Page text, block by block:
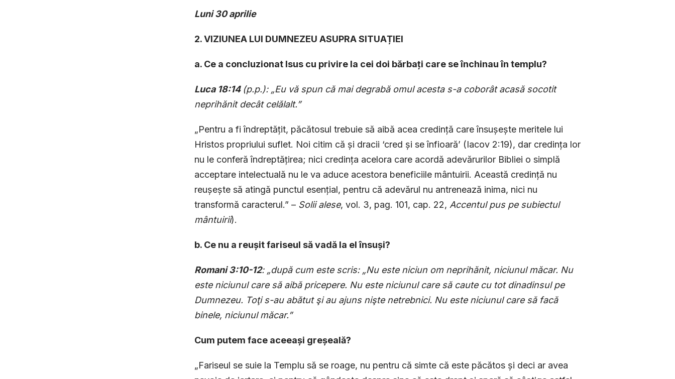
Luni30 aprilie
2. VIZIUNEA LUI DUMNEZEU ASUPRA SITUAȚIEI
a. Ce a concluzionat Isus cu privire la cei doi bărbați care se închi­nau în templu?
Luca 18:14 (p.p.): „Eu vă spun că mai degrabă omul acesta s-a coborât aca­să socotit
neprihănit decât celălalt.”
„Pentru a fi îndreptățit, păcătosul trebuie să aibă acea credință care însușește meritele lui
Hristos propriului suflet. Noi citim că și dracii ‘cred și se înfioară’ (Iacov 2:19), dar credința lor
nu le conferă îndreptățirea; nici credința acelora care acordă adevărurilor Bibliei o simplă
acceptare intelectuală nu le va aduce acestora bene­ficiile mântuirii. Această credință nu
reușește să atingă punctul esențial, pentru că adevărul nu antrenează inima, nici nu
transformă caracterul.” – Solii alese, vol. 3, pag. 101, cap. 22, Accentul pus pe subiectul
mântuirii).
b. Ce nu a reușit fariseul să vadă la el însuși?
Romani 3:10-12: „după cum este scris: „Nu este niciun om neprihănit, niciu­nul măcar. Nu
este niciunul care să aibă pricepere. Nu este niciunul care să caute cu tot dinadinsul pe
Dumnezeu. Toţi s-au abătut şi au ajuns nişte netreb­nici. Nu este niciunul care să facă
binele, niciunul măcar.”
Cum putem face aceeași greșeală?
„Fariseul se suie la Templu să se roage, nu pentru că simte că este păcătos și deci ar avea